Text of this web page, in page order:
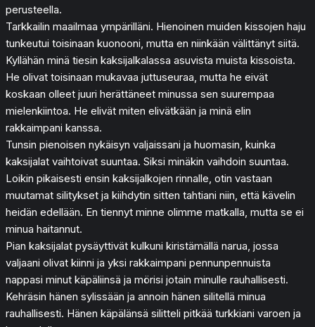
perusteella.
Tarkkailin maailmaa ympärilläni. Hienoinen muiden kissojen haju
tunkeutui toisinaan kuonooni, mutta en niinkään välittänyt siitä.
Kyllähän minä tiesin kaksijalkalassa asuvista muista kissoista.
He olivat toisinaan mukavaa juttuseuraa, mutta he eivät
koskaan olleet juuri herättäneet minussa sen suurempaa
mielenkiintoa. He elivät miten elivätkään ja minä elin
rakkaimpani kanssa.
Tunsin pienoisen nykäisyn valjaissani ja huomasin, kuinka
kaksijalat vaihtoivat suuntaa. Siksi minäkin vaihdoin suuntaa.
Loikin pikaisesti ensin kaksijalkojen rinnalle, otin vastaan
muutamat silitykset ja kiihdytin sitten tahtiani niin, että kävelin
heidän edellään. En tiennyt minne olimme matkalla, mutta se ei
minua haitannut.
Pian kaksijalat pysäyttivät kulkuni kiristämällä narua, jossa
valjaani olivat kiinni ja yksi rakkaimpani pennunpennuista
nappasi minut käpäliinsä ja mörisi jotain minulle rauhallisesti.
Kehräsin hänen sylissään ja annoin hänen silitellä minua
rauhallisesti. Hänen käpälänsä silitteli pitkää turkkiani varoen ja